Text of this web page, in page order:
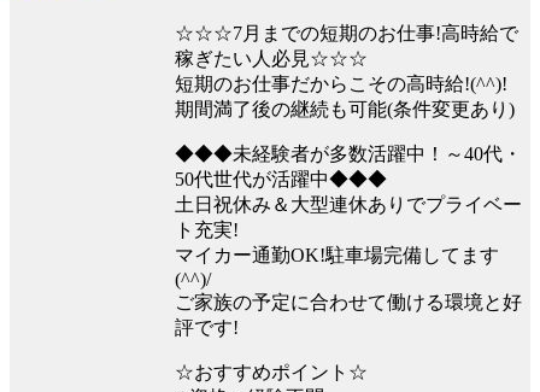
☆☆☆7月までの短期のお仕事!高時給で
稼ぎたい人必見☆☆☆
短期のお仕事だからこその高時給!(^^)!
期間満了後の継続も可能(条件変更あり)
◆◆◆未経験者が多数活躍中！～40代・
50代世代が活躍中◆◆◆
土日祝休み＆大型連休ありでプライベー
ト充実!
マイカー通勤OK!駐車場完備してます
(^^)/
ご家族の予定に合わせて働ける環境と好
評です!
☆おすすめポイント☆